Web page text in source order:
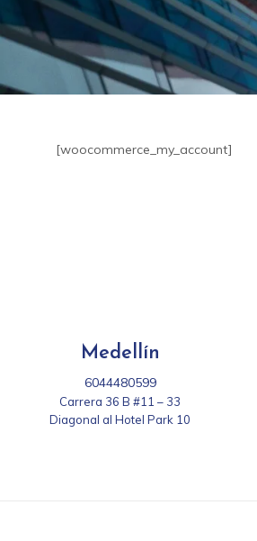
[woocommerce_my_account]
Medellín
6044480599
Carrera 36 B #11 – 33
Diagonal al Hotel Park 10